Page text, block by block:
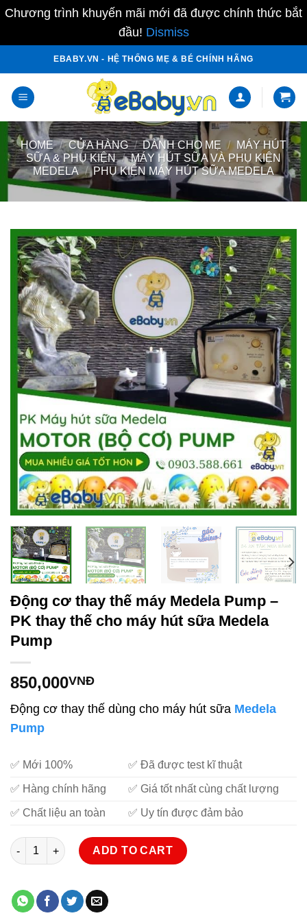
Chương trình khuyến mãi mới đã được chính thức bắt
đầu! Dismiss
content
EBABY.VN - HỆ THỐNG MẸ & BÉ CHÍNH HÃNG
HOME / CỬA HÀNG / DÀNH CHO MẸ /
MÁY HÚT
SỮA & PHỤ KIỆN / MÁY HÚT SỮA VÀ PHỤ KIỆN
MEDELA / PHỤ KIỆN MÁY HÚT SỮA MEDELA
Động cơ thay thế máy Medela Pump –
PK thay thế cho máy hút sữa Medela
Pump
850,000VNĐ
Động cơ thay thế dùng cho máy hút sữa Medela
Pump
✅ Mới 100% ✅ Đã được test kĩ thuật
✅ Hàng chính hãng ✅ Giá tốt nhất cùng chất lượng
✅ Chất liệu an toàn ✅ Uy tín được đảm bảo
Động cơ thay thế máy Medela Pump - PK thay thế cho máy
ADD TO CART